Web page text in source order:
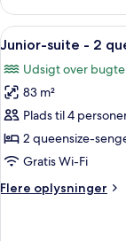
til
bugt
suite
1
-
udsigt
bugt
Indlæs
alle
billeder
af
Junior-
suite
-
queensize-
4
Junior-suite - 2
Udsigt over
83 m²
Plads til 4
2 queensize-
Gratis Wi-Fi
Flere oplysninger
Flere